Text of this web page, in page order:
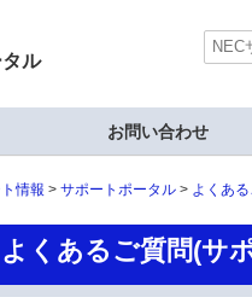
ル
お問い合わせ
情報 サポートポータル よくあ
よくあるご質問(サ